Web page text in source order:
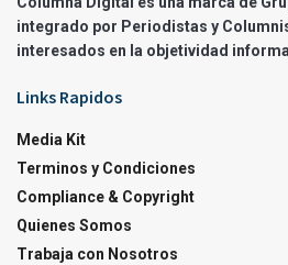
integrado por Periodistas y
interesados en la objetividad
Links Rapidos
Media Kit
Terminos y Condiciones
Compliance & Copyright
Quienes Somos
Trabaja con Nosotros